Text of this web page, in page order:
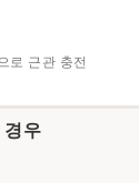
로 근관 충전
경우